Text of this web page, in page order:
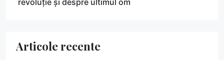
revoluție și despre ultimul om
Articole recente